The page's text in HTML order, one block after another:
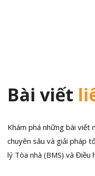
Bài viết
Khám phá những bài viết
chuyên sâu và giải pháp
lý Tòa nhà (BMS) và Điều